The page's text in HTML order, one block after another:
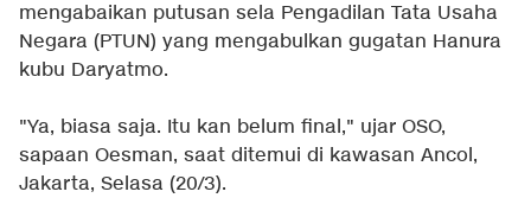
mengabaikan putusan sela Pengadilan Tata Usaha
Negara (PTUN) yang mengabulkan gugatan Hanura
kubu Daryatmo.
"Ya, biasa saja. Itu kan belum final," ujar OSO,
sapaan Oesman, saat ditemui di kawasan Ancol,
Jakarta, Selasa (20/3).